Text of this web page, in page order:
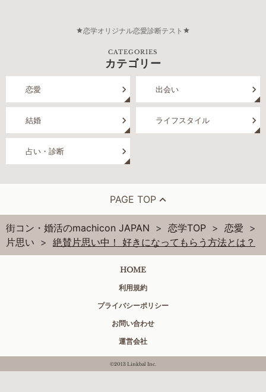
恋学オリジナル恋愛診断テスト
CATEGORIES
カテゴリー
恋愛 出会い
結婚 ライフスタイル
占い・診断
PAGE TOP
街コン・婚活のmachicon JAPAN 恋学TOP
恋愛
片思い
絶賛片思い中！ 好きになってもらう方法とは？
HOME
利用規約
プライバシーポリシー
お問い合わせ
運営会社
©2013 Linkbal Inc.